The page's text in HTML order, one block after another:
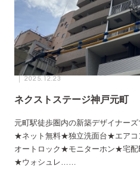
2025.12.23
ネクストステージ神戸元町
元町駅徒歩圏内の新築デザイナー
★ネット無料★独立洗面台★エア
オートロック★モニターホン★宅
★ウォシュレ……